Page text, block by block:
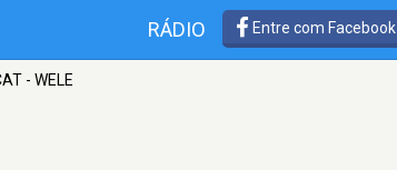
RÁDIO Entre com Facebook
- WELE